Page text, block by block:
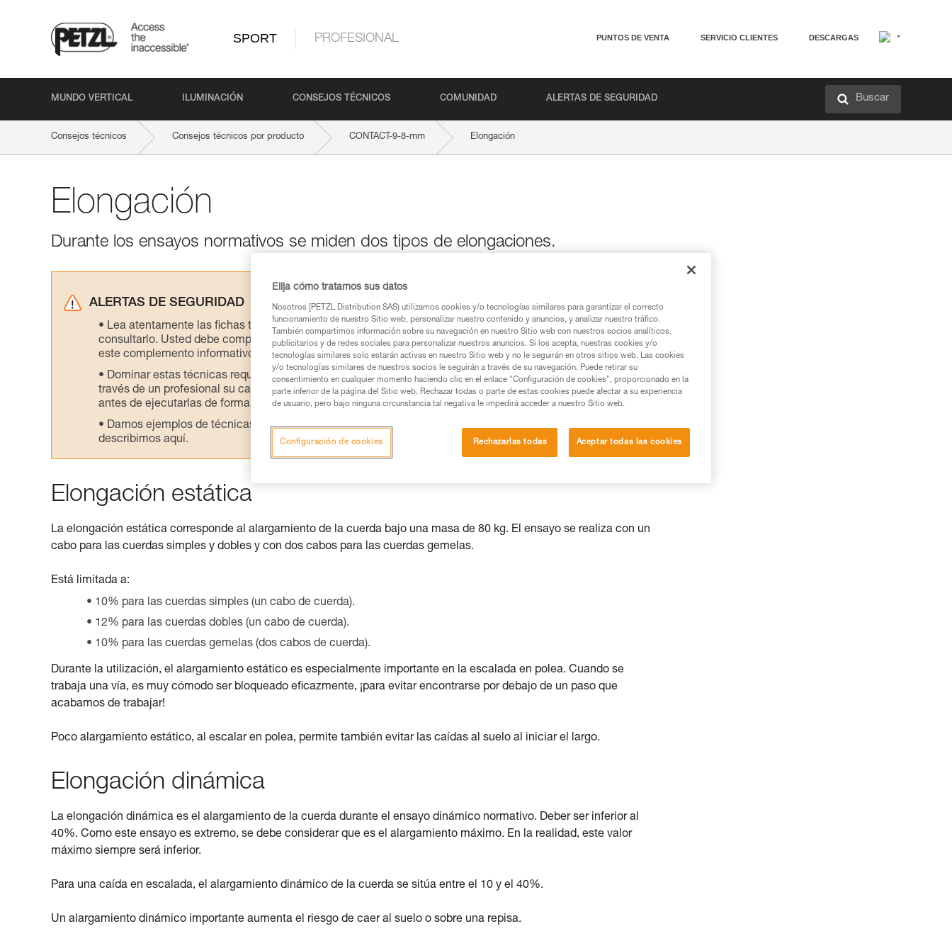
SPORT PROFESIONAL PUNTOS DE VENTA SERVICIO CLIENTES DESCARGAS
MUNDO VERTICAL ILUMINACIÓN CONSEJOS TÉCNICOS COMUNIDAD ALERTAS DE SEGURIDAD Buscar
Consejos técnicos Consejos técnicos por producto CONTACT-9-8-mm Elongación
Elongación
Durante los ensayos normativos se miden dos tipos de elongaciones.
ALERTAS DE SEGURIDAD
Lea atentamente las fichas técnicas de los productos utilizados en este consejo antes de
consultarlo. Usted debe comprender la información de la ficha técnica para poder comprender
este complemento informativo.
Dominar estas técnicas requiere una formación y un entrenamiento específico. Confirme a
través de un profesional su capacidad para ejecutar estas técnicas, solo y con total seguridad,
antes de ejecutarlas de forma autónoma.
Damos ejemplos de técnicas relacionadas con su actividad. Pueden existir otras que no
describimos aquí.
Elongación estática
La elongación estática corresponde al alargamiento de la cuerda bajo una masa de 80 kg. El ensayo se realiza con un
cabo para las cuerdas simples y dobles y con dos cabos para las cuerdas gemelas.
Está limitada a:
10% para las cuerdas simples (un cabo de cuerda).
12% para las cuerdas dobles (un cabo de cuerda).
10% para las cuerdas gemelas (dos cabos de cuerda).
Durante la utilización, el alargamiento estático es especialmente importante en la escalada en polea. Cuando se
trabaja una vía, es muy cómodo ser bloqueado eficazmente, ¡para evitar encontrarse por debajo de un paso que
acabamos de trabajar!
Poco alargamiento estático, al escalar en polea, permite también evitar las caídas al suelo al iniciar el largo.
Elongación dinámica
La elongación dinámica es el alargamiento de la cuerda durante el ensayo dinámico normativo. Deber ser inferior al
40%. Como este ensayo es extremo, se debe considerar que es el alargamiento máximo. En la realidad, este valor
máximo siempre será inferior.
Para una caída en escalada, el alargamiento dinámico de la cuerda se sitúa entre el 10 y el 40%.
Un alargamiento dinámico importante aumenta el riesgo de caer al suelo o sobre una repisa.
Elija cómo tratamos sus datos
Nosotros [PETZL Distribution SAS) utilizamos cookies y/o tecnologías similares para garantizar el correcto
funcionamiento de nuestro Sitio web, personalizar nuestro contenido y anuncios, y analizar nuestro tráfico.
También compartimos información sobre su navegación en nuestro Sitio web con nuestros socios analíticos,
publicitarios y de redes sociales para personalizar nuestros anuncios. Si los acepta, nuestras cookies y/o
tecnologías similares solo estarán activas en nuestro Sitio web y no le seguirán en otros sitios web. Las cookies
y/o tecnologías similares de nuestros socios le seguirán a través de su navegación. Puede retirar su
consentimiento en cualquier momento haciendo clic en el enlace "Configuración de cookies", proporcionado en la
parte inferior de la página del Sitio web. Rechazar todas o parte de estas cookies puede afectar a su experiencia
de usuario, pero bajo ninguna circunstancia tal negativa le impedirá acceder a nuestro Sitio web.
Rechazarlas todas Aceptar todas las cookies
Configuración de cookies